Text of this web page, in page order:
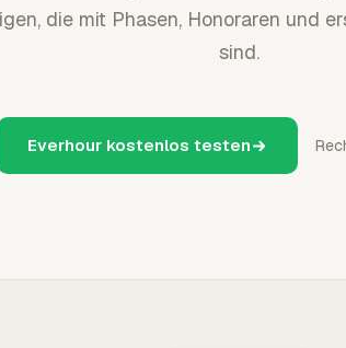
die mit Phasen, Honoraren und
sind.
Everhour kostenlos testen